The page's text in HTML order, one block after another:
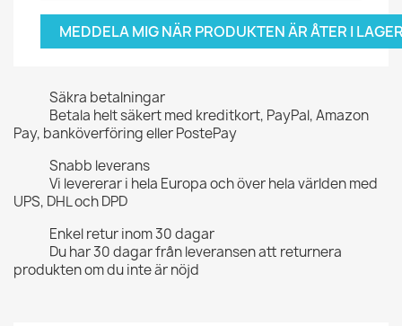
MEDDELA MIG NÄR PRODUKTEN ÄR ÅTER I
Säkra betalningar
Betala helt säkert med kreditkort, PayPal, Amazon
Pay, banköverföring eller PostePay
Snabb leverans
Vi levererar i hela Europa och över hela världen med
UPS, DHL och DPD
Enkel retur inom 30 dagar
Du har 30 dagar från leveransen att returnera
produkten om du inte är nöjd